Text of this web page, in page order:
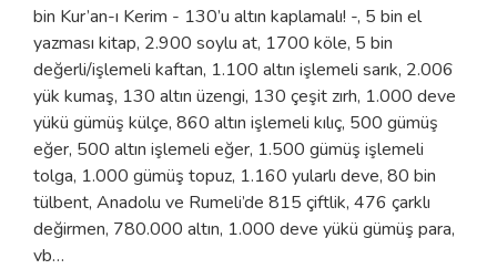
bin Kur’an-ı Kerim - 130’u altın kaplamalı! -, 5 bin el
yazması kitap, 2.900 soylu at, 1700 köle, 5 bin
değerli/işlemeli kaftan, 1.100 altın işlemeli sarık, 2.006
yük kumaş, 130 altın üzengi, 130 çeşit zırh, 1.000 deve
yükü gümüş külçe, 860 altın işlemeli kılıç, 500 gümüş
eğer, 500 altın işlemeli eğer, 1.500 gümüş işlemeli
tolga, 1.000 gümüş topuz, 1.160 yularlı deve, 80 bin
tülbent, Anadolu ve Rumeli’de 815 çiftlik, 476 çarklı
değirmen, 780.000 altın, 1.000 deve yükü gümüş para,
vb…